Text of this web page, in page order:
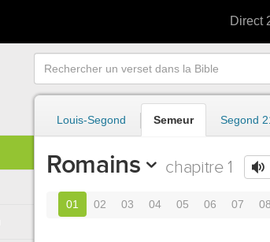
Direct
Louis-Segond Semeur Segond
Romains chapitre 1
01 02 03 04 05 06 07 08